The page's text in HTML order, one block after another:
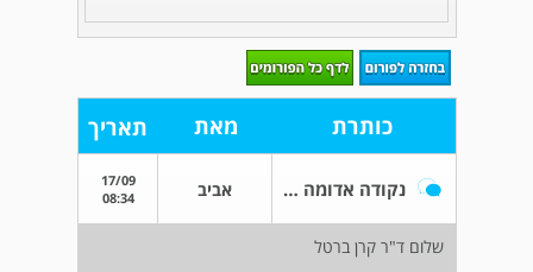
כותרת מאת תאריך
נקודה אדומה לבנה על הצוואר אביב
17/09
08:34
שלום ד"ר קרן ברטל